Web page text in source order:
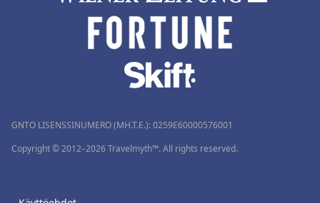
GNTO LISENSSINUMERO (MH.T.E.): 0259Ε60000576001
Copyright © 2012–2026 Travelmyth™. All rights reserved.